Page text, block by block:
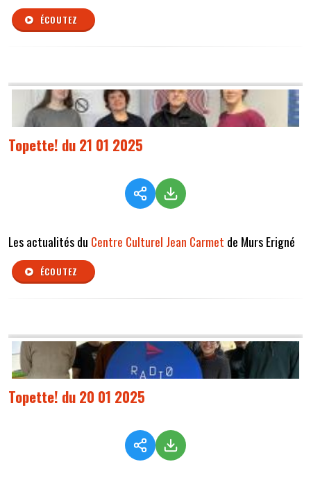
ÉCOUTEZ
Topette! du 21 01 2025
Les actualités du Centre Culturel Jean Carmet de Murs Erigné
ÉCOUTEZ
Topette! du 20 01 2025